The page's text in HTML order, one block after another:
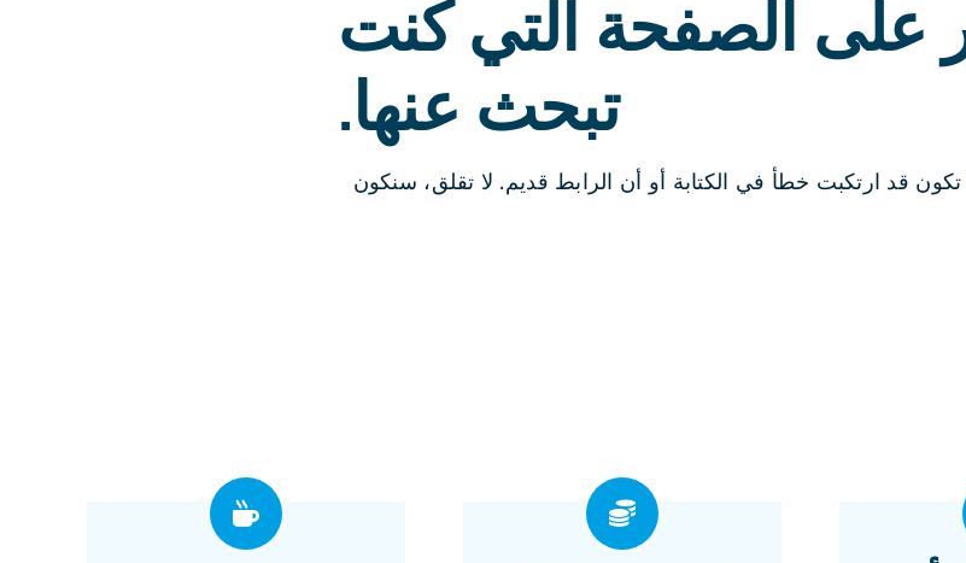
على الصفحة التي كنت
تبحث عنها.
قد ارتكبت خطأ في الكتابة أو أن الرابط قديم. لا تقلق، سنكون